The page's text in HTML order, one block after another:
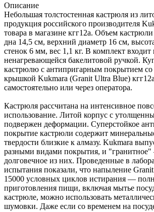
Описание
Небольшая толстостенная кастрюля из
продукция российского производителя
товара в магазине кгг12а. Объем
дна 14,5 см, верхний диаметр 16 см,
стенок 6 мм, вес 1,1 кг. В комплект
ненагревающейся бакелитовой ручкой.
кастрюлю с антипригарным покрытием со
крышкой Kukmara (Granit Ultra Blue)
самостоятельно или через оператора.
Кастрюля рассчитана на интенсивное
использование. Литой корпус с
подвержен деформации. Суперстойкое
покрытие кастрюли содержит
твердости близкие к алмазу. Kukmara
разными видами покрытия, и
долговечное из них. Проведенные в
испытания показали, что напыление
15000 условных циклов истирания —
приготовления пищи, включая мытье
кастрюле, можно использовать
шумовки. Даже если со временем на